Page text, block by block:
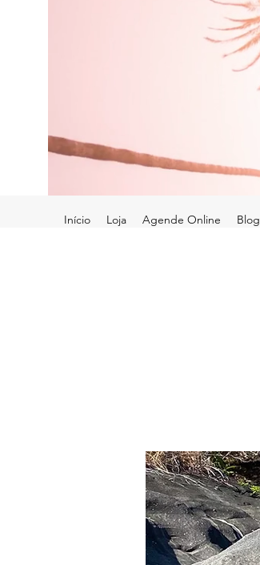
Início Loja Agende Online Blog